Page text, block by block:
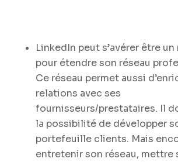
LinkedIn peut s’avérer être
pour étendre son réseau
Ce réseau permet aussi
relations avec ses
fournisseurs/prestataires. Il
la possibilité de développer
portefeuille clients. Mais
entretenir son réseau, mettre